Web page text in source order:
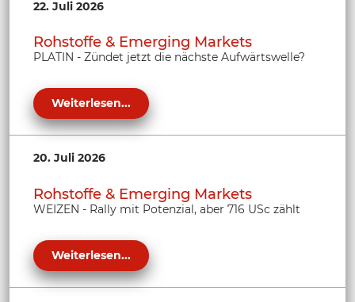
22. Juli 2026
Rohstoffe & Emerging Markets
PLATIN - Zündet jetzt die nächste Aufwärtswelle?
Weiterlesen...
20. Juli 2026
Rohstoffe & Emerging Markets
WEIZEN - Rally mit Potenzial, aber 716 USc zählt
Weiterlesen...